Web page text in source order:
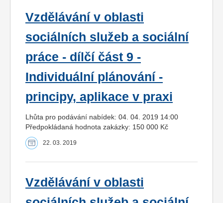
Vzdělávání v oblasti
sociálních služeb a sociální
práce - dílčí část 9 -
Individuální plánování -
principy, aplikace v praxi
Lhůta pro podávání nabídek: 04. 04. 2019 14:00
Předpokládaná hodnota zakázky: 150 000 Kč
22. 03. 2019
Vzdělávání v oblasti